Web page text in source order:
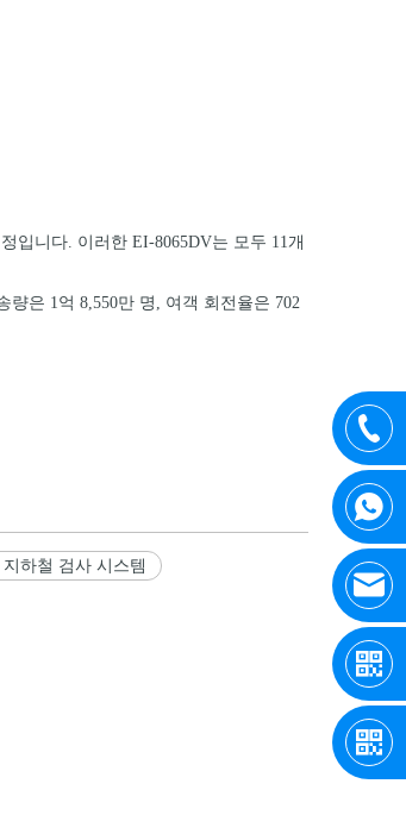
입니다. 이러한 EI-8065DV는 모두 11개
은 1억 8,550만 명, 여객 회전율은 702
하철 검사 시스템